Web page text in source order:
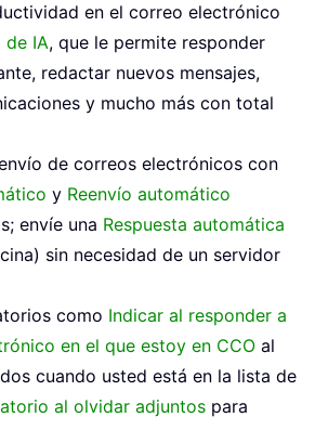
en el correo electrónico
de IA, que le permite responder
redactar nuevos mensajes,
y mucho más con total
de correos electrónicos con
y Reenvío automático
envíe una Respuesta automática
sin necesidad de un servidor
como Indicar al responder a
en el que estoy en CCO al
cuando usted está en la lista de
al olvidar adjuntos para